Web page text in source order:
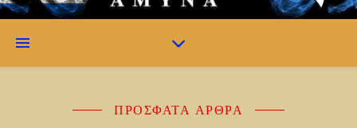
ΠΡΌΣΦΑΤΑ ΆΡΘΡΑ